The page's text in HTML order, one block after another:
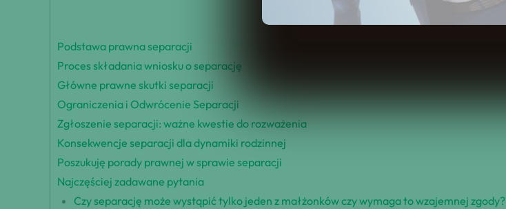
Podstawa prawna separacji
Proces składania wniosku o separację
Główne prawne skutki separacji
Ograniczenia i Odwrócenie Separacji
Zgłoszenie separacji: ważne kwestie do rozważenia
Konsekwencje separacji dla dynamiki rodzinnej
Poszukuję porady prawnej w sprawie separacji
Najczęściej zadawane pytania
Czy separację może wystąpić tylko jeden z małżonków czy wymaga to wzajemnej zgody?